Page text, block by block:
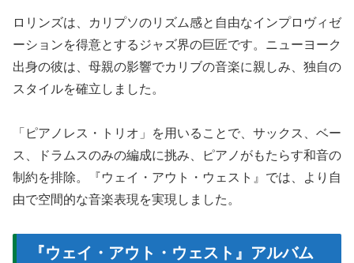
ロリンズは、カリプソのリズム感と自由なインプロヴィゼ
ーションを得意とするジャズ界の巨匠です。ニューヨーク
出身の彼は、母親の影響でカリブの音楽に親しみ、独自の
スタイルを確立しました。
「ピアノレス・トリオ」を用いることで、サックス、ベー
ス、ドラムスのみの編成に挑み、ピアノがもたらす和音の
制約を排除。『ウェイ・アウト・ウェスト』では、より自
由で空間的な音楽表現を実現しました。
『ウェイ・アウト・ウェスト』アルバム